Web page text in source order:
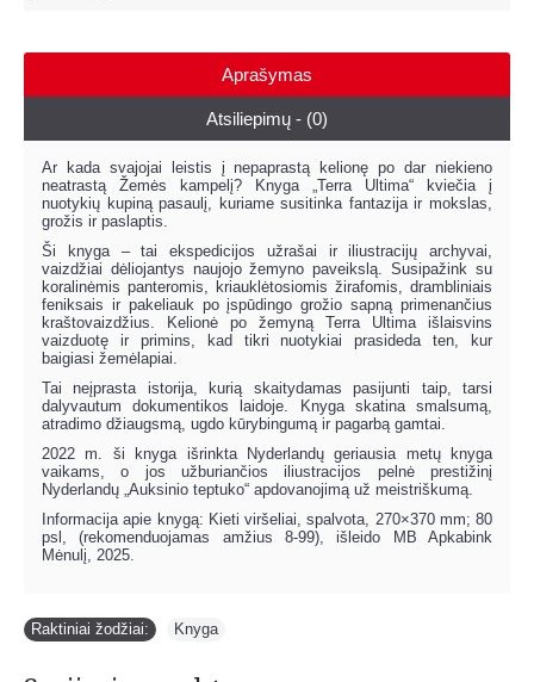
Aprašymas
Atsiliepimų - (0)
Ar kada svajojai leistis į nepaprastą kelionę po dar niekieno
neatrastą Žemės kampelį? Knyga „Terra Ultima“ kviečia į
nuotykių kupiną pasaulį, kuriame susitinka fantazija ir mokslas,
grožis ir paslaptis.
Ši knyga – tai ekspedicijos užrašai ir iliustracijų archyvai,
vaizdžiai dėliojantys naujojo žemyno paveikslą. Susipažink su
koralinėmis panteromis, kriauklėtosiomis žirafomis, drambliniais
feniksais ir pakeliauk po įspūdingo grožio sapną primenančius
kraštovaizdžius. Kelionė po žemyną Terra Ultima išlaisvins
vaizduotę ir primins, kad tikri nuotykiai prasideda ten, kur
baigiasi žemėlapiai.
Tai neįprasta istorija, kurią skaitydamas pasijunti taip, tarsi
dalyvautum dokumentikos laidoje. Knyga skatina smalsumą,
atradimo džiaugsmą, ugdo kūrybingumą ir pagarbą gamtai.
2022 m. ši knyga išrinkta Nyderlandų geriausia metų knyga
vaikams, o jos užburiančios iliustracijos pelnė prestižinį
Nyderlandų „Auksinio teptuko“ apdovanojimą už meistriškumą.
Informacija apie knygą: Kieti viršeliai, spalvota, 270×370 mm; 80
psl, (rekomenduojamas amžius 8-99), išleido MB Apkabink
Mėnulį, 2025.
Raktiniai žodžiai: Knyga